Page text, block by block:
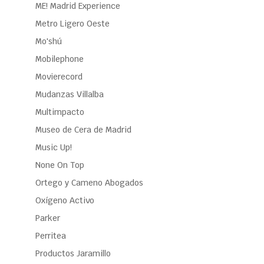
ME! Madrid Experience
Metro Ligero Oeste
Mo'shú
Mobilephone
Movierecord
Mudanzas Villalba
Multimpacto
Museo de Cera de Madrid
Music Up!
None On Top
Ortego y Cameno Abogados
Oxígeno Activo
Parker
Perritea
Productos Jaramillo